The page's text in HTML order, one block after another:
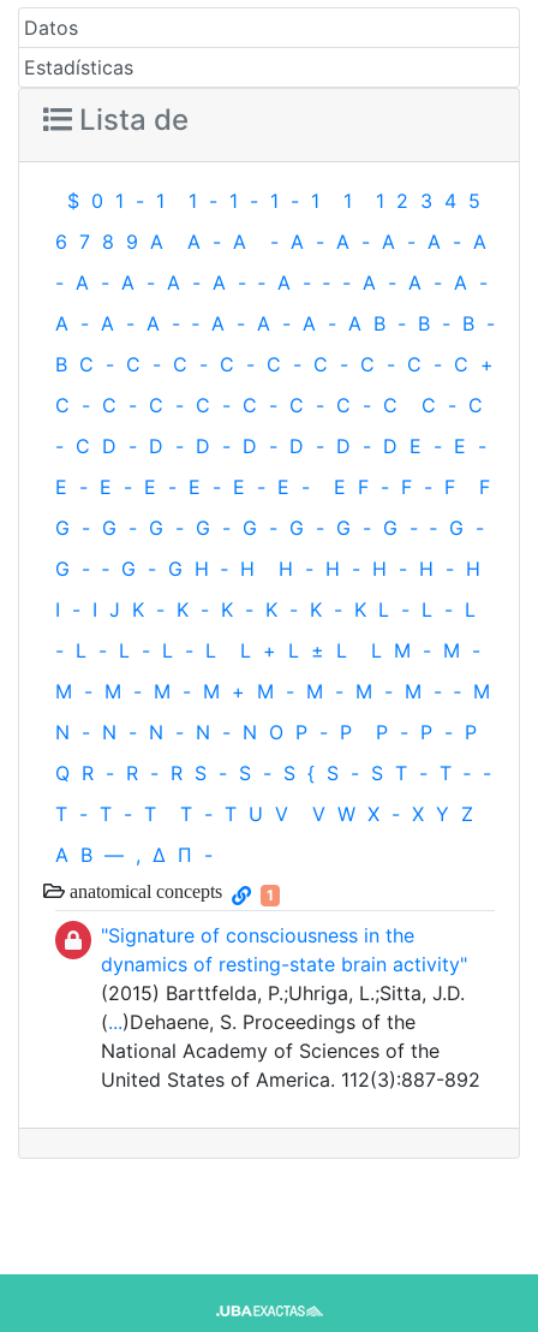
Datos
Estadísticas
Lista de
$ 0 1 - 1 1 - 1 - 1 - 1 1 1 2 3 4 5
6 7 8 9 A A - A - A - A - A - A - A
- A - A - A - A - ‐ A - ‐ - A - A - A -
A - A - A - ‐ A - A - A - A B - B - B -
B C - C - C - C - C - C - C - C - C +
C - C - C - C - C - C - C - C C - C
- C D - D - D - D - D - D - D E - E -
E - E - E - E - E - E - E F - F - F
F
G - G - G - G - G - G - G - G - ‐ G -
G - ‐ G - G H ‐ H H - H - H - H - H
I - I J K - K - K - K - K - K L - L - L
- L - L - L - L L + L ± L L M - M -
M - M - M - M + M - M - M - M - ‐ M
N - N - N - N - N O P - P P - P - P
Q R - R - R S - S - S { S - S T - T ‐ -
T - T - T T - T U V V W X - X Y Z
Α Β — , Δ Π -
anatomical concepts 1
"Signature of consciousness in the
dynamics of resting-state brain activity"
(2015) Barttfelda, P.;Uhriga, L.;Sitta, J.D.
(...)Dehaene, S. Proceedings of the
National Academy of Sciences of the
United States of America. 112(3):887-892